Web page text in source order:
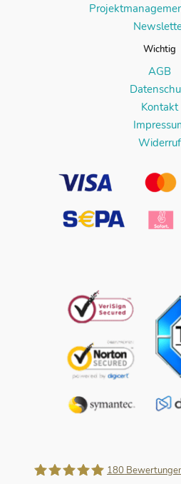
Wichtig
AGB
Kontakt
Widerruf
180